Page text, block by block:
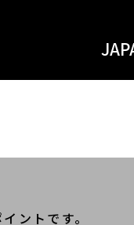
れやすい角にも
ントです。